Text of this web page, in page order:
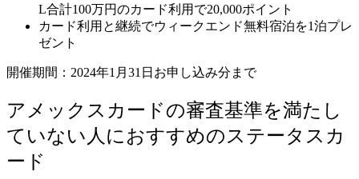
L合計100万円のカード利用で20,000ポイント
カード利用と継続でウィークエンド無料宿泊を1泊プレ
ゼント
開催期間：2024年1月31日お申し込み分まで
アメックスカードの審査基準を満たし
ていない人におすすめのステータスカ
ード